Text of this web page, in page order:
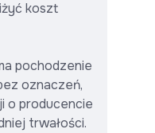
koszt
pochodzenie
oznaczeń,
o producencie
trwałości.